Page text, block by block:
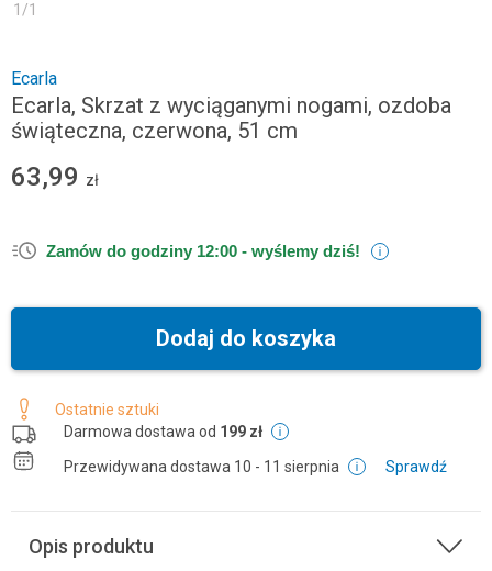
1 /1
Ecarla
Ecarla, Skrzat z wyciąganymi nogami, ozdoba
świąteczna, czerwona, 51 cm
63,99 zł
Zamów do godziny 12:00 - wyślemy dziś!
Dodaj do koszyka
Ostatnie sztuki
Darmowa dostawa od 199 zł
Przewidywana dostawa 10 - 11 sierpnia Sprawdź
Opis produktu